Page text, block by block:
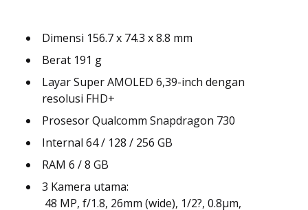
Dimensi 156.7 x 74.3 x 8.8 mm
Berat 191 g
Layar Super AMOLED 6,39-inch dengan
resolusi FHD+
Prosesor Qualcomm Snapdragon 730
Internal 64 / 128 / 256 GB
RAM 6 / 8 GB
3 Kamera utama:
 48 MP, f/1.8, 26mm (wide), 1/2?, 0.8µm,